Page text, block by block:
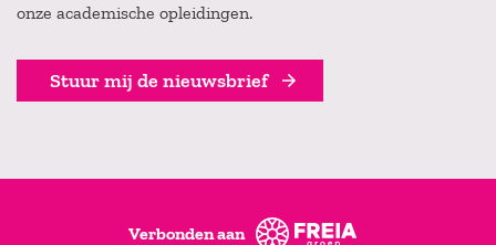
onze academische opleidingen.
Stuur mij de nieuwsbrief
Verbonden aan